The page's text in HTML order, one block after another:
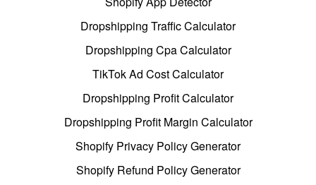
Dropshipping Traffic Calculator
Dropshipping Cpa Calculator
TikTok Ad Cost Calculator
Dropshipping Profit Calculator
Dropshipping Profit Margin Calculator
Shopify Privacy Policy Generator
Shopify Refund Policy Generator